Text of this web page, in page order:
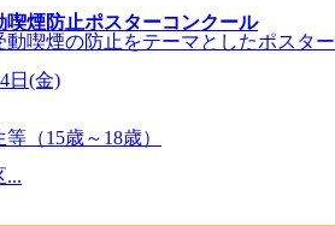
喫煙防止ポスターコンクール
動喫煙の防止をテーマとしたポスター
日(金)
（15歳～18歳）
...